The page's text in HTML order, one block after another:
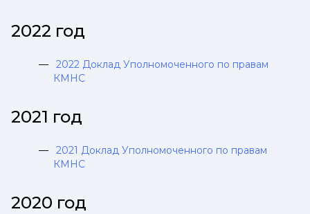
2022 год
2022 Доклад Уполномоченного по правам
КМНС
2021 год
2021 Доклад Уполномоченного по правам
КМНС
2020 год